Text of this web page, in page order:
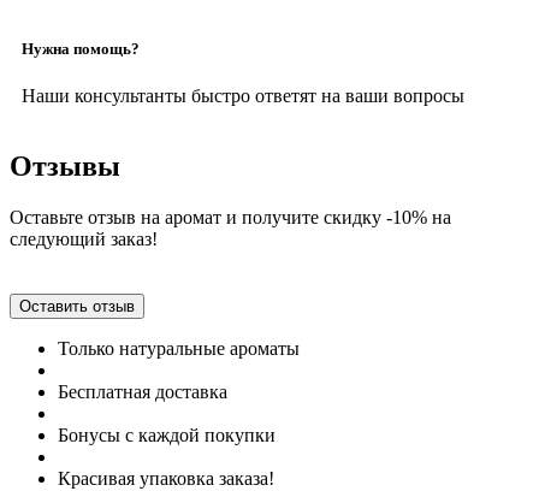
Нужна помощь?
Наши консультанты быстро ответят на ваши вопросы
Отзывы
Оставьте отзыв на аромат и получите скидку -10% на
следующий заказ!
Оставить отзыв
Только натуральные ароматы
Бесплатная доставка
Бонусы с каждой покупки
Красивая упаковка заказа!